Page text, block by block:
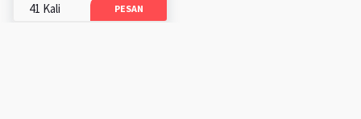
41 Kali PESAN